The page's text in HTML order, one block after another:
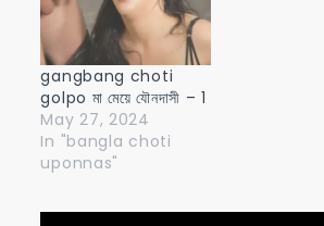
gangbang choti
golpo মা মেয়ে যৌনদাসী – 1
May 27, 2024
In "bangla choti
uponnas"